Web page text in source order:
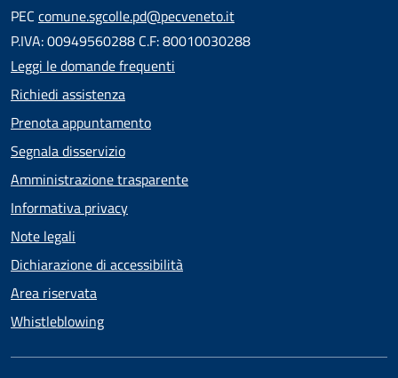
PEC comune.sgcolle.pd@pecveneto.it
P.IVA: 00949560288 C.F: 80010030288
Leggi le domande frequenti
Richiedi assistenza
Prenota appuntamento
Segnala disservizio
Amministrazione trasparente
Informativa privacy
Note legali
Dichiarazione di accessibilità
Area riservata
Whistleblowing